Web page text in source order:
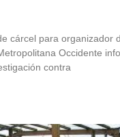
cárcel para organizador
Occidente
contra